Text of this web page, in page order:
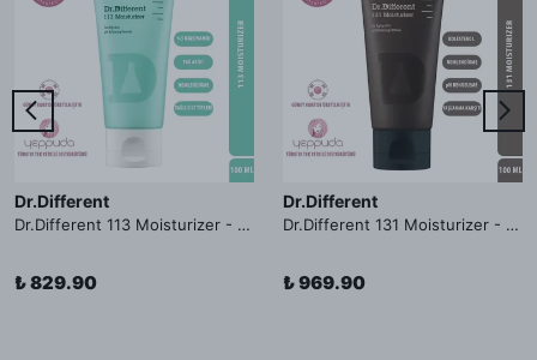
Dr.Different
Dr.Different 113 Moisturizer - Yağlı ve Hassas Cilt Tipleri İçin Yağ Asidi İçerikli Nemlendirici Krem
₺ 829.90
Dr.Different
Dr.Different 131 Moisturizer - Yaşlanma ve Kırışıklık Karşıtı Kolesterol İçerikli Nemlendirici Krem
₺ 969.90